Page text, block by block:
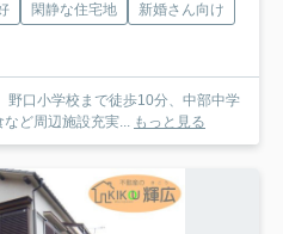
閑静な住宅地
新婚さん向け
野口小学校まで徒歩10分、中部中学
ど周辺施設充実...
もっと見る